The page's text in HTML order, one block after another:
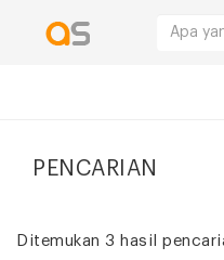
PENCARIAN
Ditemukan 3 hasil